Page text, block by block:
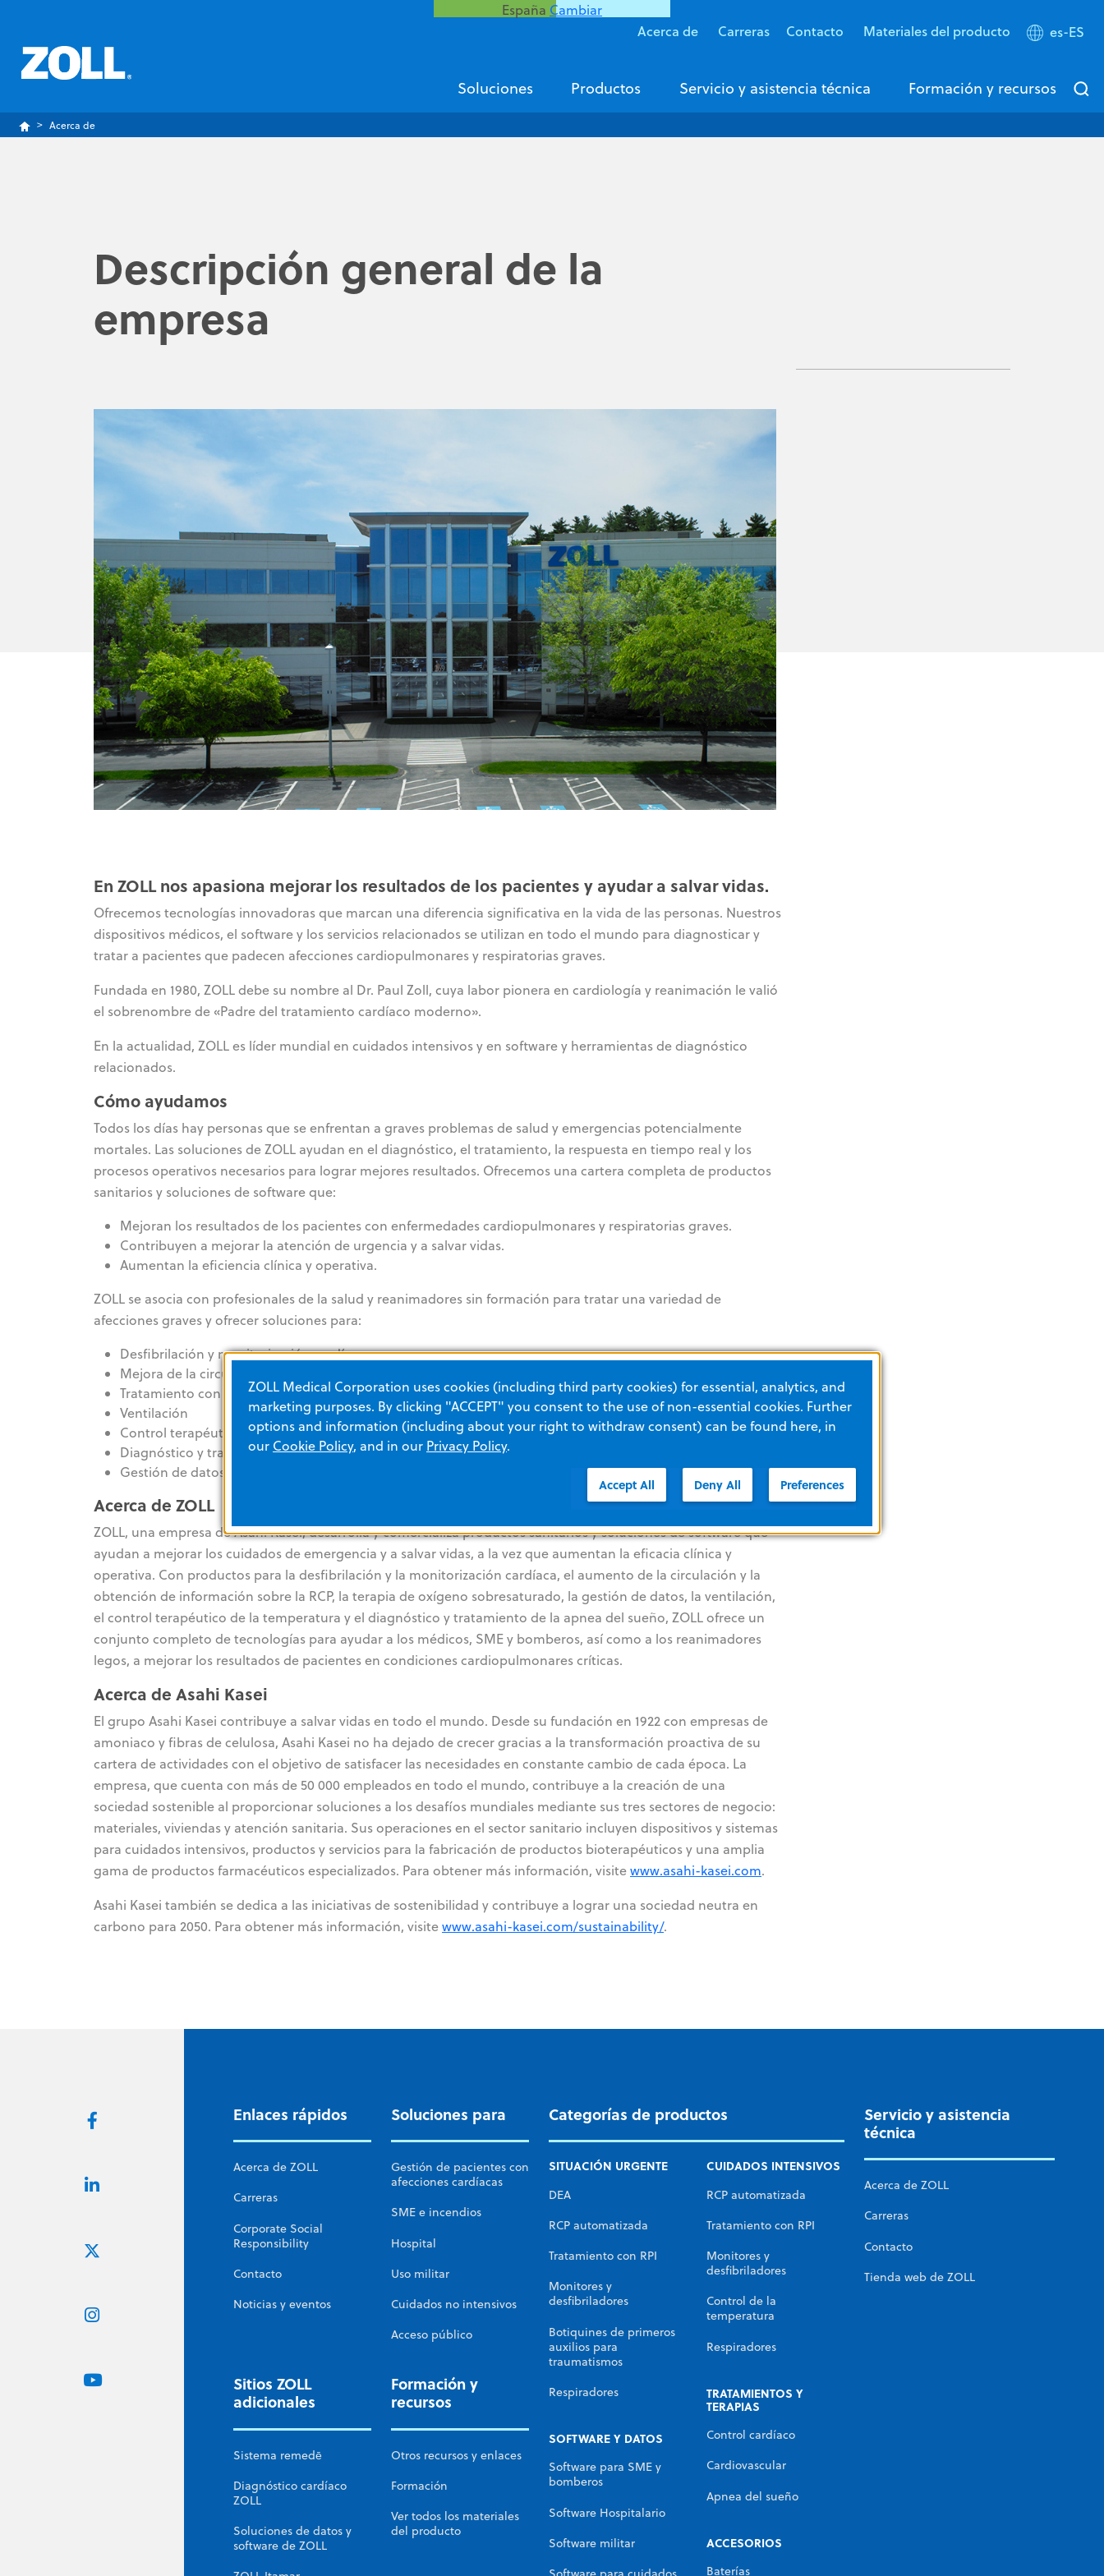
España Cambiar
Acerca de Carreras Contacto Materiales del producto es-ES
Soluciones Productos Servicio y asistencia técnica Formación y recursos
Acerca de
Descripción general de la
empresa
En ZOLL nos apasiona mejorar los resultados de los pacientes y ayudar a salvar vidas.
Ofrecemos tecnologías innovadoras que marcan una diferencia significativa en la vida de las personas. Nuestros
dispositivos médicos, el software y los servicios relacionados se utilizan en todo el mundo para diagnosticar y
tratar a pacientes que padecen afecciones cardiopulmonares y respiratorias graves.
Fundada en 1980, ZOLL debe su nombre al Dr. Paul Zoll, cuya labor pionera en cardiología y reanimación le valió
el sobrenombre de «Padre del tratamiento cardíaco moderno».
En la actualidad, ZOLL es líder mundial en cuidados intensivos y en software y herramientas de diagnóstico
relacionados.
Cómo ayudamos
Todos los días hay personas que se enfrentan a graves problemas de salud y emergencias potencialmente
mortales. Las soluciones de ZOLL ayudan en el diagnóstico, el tratamiento, la respuesta en tiempo real y los
procesos operativos necesarios para lograr mejores resultados. Ofrecemos una cartera completa de productos
sanitarios y soluciones de software que:
Mejoran los resultados de los pacientes con enfermedades cardiopulmonares y respiratorias graves.
Contribuyen a mejorar la atención de urgencia y a salvar vidas.
Aumentan la eficiencia clínica y operativa.
ZOLL se asocia con profesionales de la salud y reanimadores sin formación para tratar una variedad de
afecciones graves y ofrecer soluciones para:
Desfibrilación y monitorización cardíaca
Mejora de la circulación y retroalimentación de RCP
Tratamiento con oxígeno supersaturado
Ventilación
Control terapéutico de la temperatura
Diagnóstico y tratamiento de la apnea del sueño
Gestión de datos
Acerca de ZOLL
ZOLL, una empresa de Asahi Kasei, desarrolla y comercializa productos sanitarios y soluciones de software que
ayudan a mejorar los cuidados de emergencia y a salvar vidas, a la vez que aumentan la eficacia clínica y
operativa. Con productos para la desfibrilación y la monitorización cardíaca, el aumento de la circulación y la
obtención de información sobre la RCP, la terapia de oxígeno sobresaturado, la gestión de datos, la ventilación,
el control terapéutico de la temperatura y el diagnóstico y tratamiento de la apnea del sueño, ZOLL ofrece un
conjunto completo de tecnologías para ayudar a los médicos, SME y bomberos, así como a los reanimadores
legos, a mejorar los resultados de pacientes en condiciones cardiopulmonares críticas.
Acerca de Asahi Kasei
El grupo Asahi Kasei contribuye a salvar vidas en todo el mundo. Desde su fundación en 1922 con empresas de
amoniaco y fibras de celulosa, Asahi Kasei no ha dejado de crecer gracias a la transformación proactiva de su
cartera de actividades con el objetivo de satisfacer las necesidades en constante cambio de cada época. La
empresa, que cuenta con más de 50 000 empleados en todo el mundo, contribuye a la creación de una
sociedad sostenible al proporcionar soluciones a los desafíos mundiales mediante sus tres sectores de negocio:
materiales, viviendas y atención sanitaria. Sus operaciones en el sector sanitario incluyen dispositivos y sistemas
para cuidados intensivos, productos y servicios para la fabricación de productos bioterapéuticos y una amplia
gama de productos farmacéuticos especializados. Para obtener más información, visitewww.asahi-kasei.com.
Asahi Kasei también se dedica a las iniciativas de sostenibilidad y contribuye a lograr una sociedad neutra en
carbono para 2050. Para obtener más información, visitewww.asahi-kasei.com/sustainability/.
Enlaces rápidos
Acerca de ZOLL
Carreras
Corporate Social
Responsibility
Contacto
Noticias y eventos
Soluciones para
Gestión de pacientes con
afecciones cardíacas
SME e incendios
Hospital
Uso militar
Cuidados no intensivos
Acceso público
Sitios ZOLL
adicionales
Sistema remedē
Diagnóstico cardíaco
ZOLL
Soluciones de datos y
software de ZOLL
Formación y
recursos
Otros recursos y enlaces
Formación
Ver todos los materiales
del producto
Categorías de productos
SITUACIÓN URGENTE
DEA
RCP automatizada
Tratamiento con RPI
Monitores y
desfibriladores
Botiquines de primeros
auxilios para
traumatismos
Respiradores
CUIDADOS INTENSIVOS
RCP automatizada
Tratamiento con RPI
Monitores y
desfibriladores
Control de la
temperatura
Respiradores
TRATAMIENTOS Y
TERAPIAS
Control cardíaco
Cardiovascular
Apnea del sueño
SOFTWARE Y DATOS
Software para SME y
bomberos
Software Hospitalario
Software militar
ACCESORIOS
Baterías
Servicio y asistencia
técnica
Acerca de ZOLL
Carreras
Contacto
Tienda web de ZOLL
ZOLL Medical Corporation uses cookies (including third party cookies) for essential, analytics, and
marketing purposes. By clicking "ACCEPT" you consent to the use of non-essential cookies. Further
options and information (including about your right to withdraw consent) can be found here, in
our Cookie Policy, and in our Privacy Policy.
Accept All Deny All Preferences